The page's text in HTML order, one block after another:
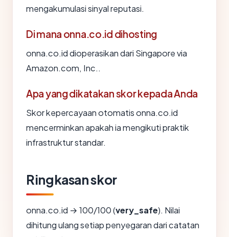
mengakumulasi sinyal reputasi.
Di mana onna.co.id dihosting
onna.co.id dioperasikan dari Singapore via
Amazon.com, Inc..
Apa yang dikatakan skor kepada Anda
Skor kepercayaan otomatis onna.co.id
mencerminkan apakah ia mengikuti praktik
infrastruktur standar.
Ringkasan skor
onna.co.id → 100/100 (very_safe). Nilai
dihitung ulang setiap penyegaran dari catatan